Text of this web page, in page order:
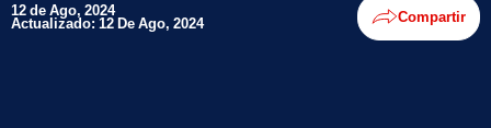
12 de Ago, 2024
Actualizado: 12 De Ago, 2024 Compartir